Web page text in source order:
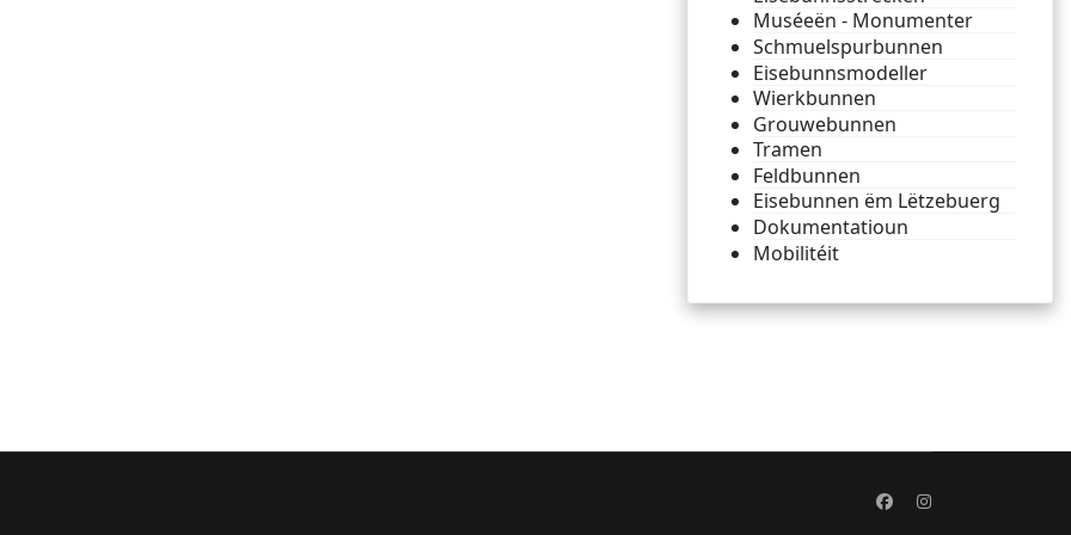
Muséeën - Monumenter
Schmuelspurbunnen
Eisebunnsmodeller
Wierkbunnen
Grouwebunnen
Tramen
Feldbunnen
Eisebunnen ëm Lëtzebuerg
Dokumentatioun
Mobilitéit